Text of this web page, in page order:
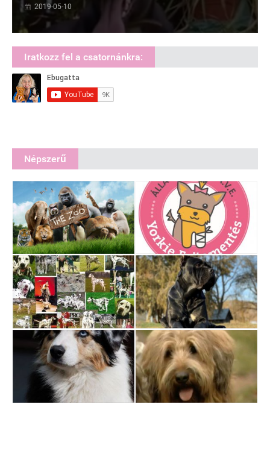
2019-05-10
Iratkozz fel a csatornánkra:
Népszerű